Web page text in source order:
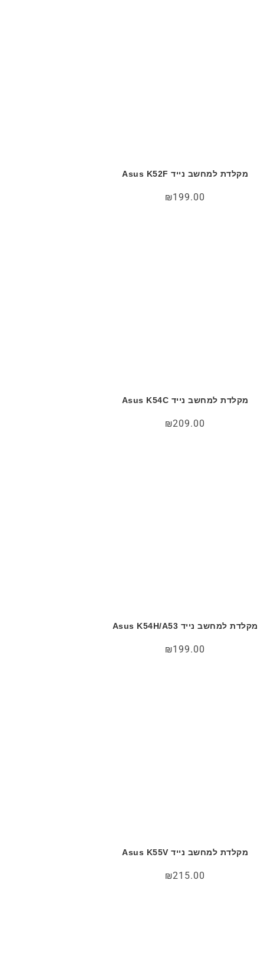
מקלדת למחשב נייד Asus K52F
₪199.00
מקלדת למחשב נייד Asus K54C
₪209.00
מקלדת למחשב נייד Asus K54H/A53
₪199.00
מקלדת למחשב נייד Asus K55V
₪215.00